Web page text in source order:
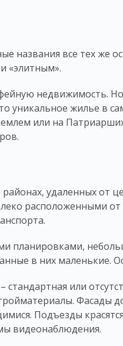
названия все тех же
«элитным».
недвижимость. Но
уникальное жилье в
или на
районах, удаленных от
расположенными
планировками,
в них маленькие.
– стандартная или
Фасады
Подъезды
видеонаблюдения.